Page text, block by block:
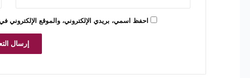
احفظ اسمي، بريدي الإلكتروني، والموقع الإلكتروني